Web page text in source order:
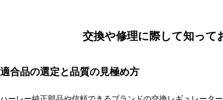
交換や修理に際して知って
適合品の選定と品質の見極め方